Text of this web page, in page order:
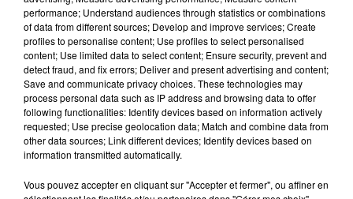
À découvrir également
performance; Understand audiences through statistics or combinations
of data from different sources; Develop and improve services; Create
profiles to personalise content; Use profiles to select personalised
content; Use limited data to select content; Ensure security, prevent and
detect fraud, and fix errors; Deliver and present advertising and content;
Save and communicate privacy choices. These technologies may
process personal data such as IP address and browsing data to offer
following functionalities: Identify devices based on information actively
requested; Use precise geolocation data; Match and combine data from
other data sources; Link different devices; Identify devices based on
information transmitted automatically.
Vous pouvez accepter en cliquant sur "Accepter et fermer", ou affiner en